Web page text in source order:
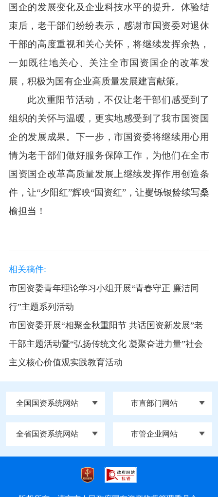
国企的发展变化及企业科技水平的提升。体验结
束后，老干部们纷纷表示，感谢市国资委对退休
干部的高度重视和关心关怀，将继续发挥余热，
一如既往地关心、关注全市国资国企的改革发
展，积极为国有企业高质量发展建言献策。
此次重阳节活动，不仅让老干部们感受到了
组织的关怀与温暖，更实地感受到了我市国资国
企的发展成果。下一步，市国资委将继续用心用
情为老干部们做好服务保障工作，为他们在全市
国资国企改革高质量发展上继续发挥作用创造条
件，让“夕阳红”辉映“国资红”，让矍铄银龄续写桑
榆担当！
相关稿件:
市国资委青年理论学习小组开展“青春守正 廉洁同
行”主题系列活动
市国资委开展“相聚金秋重阳节 共话国资新发展”老
干部主题活动暨“弘扬传统文化 凝聚奋进力量”社会
主义核心价值观实践教育活动
全国国资系统网站 市直部门网站
全省国资系统网站 市管企业网站